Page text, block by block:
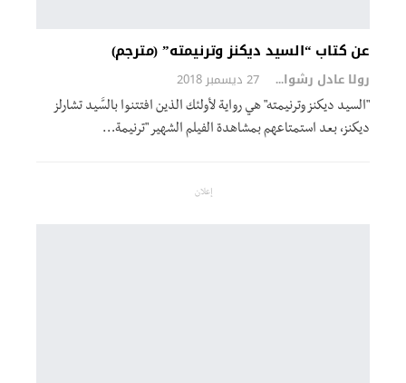
عن كتاب “السيد ديكنز وترنيمته” (مترجم)
رولا عادل رشوان 27 ديسمبر 2018
"السيد ديكنز وترنيمته" هي رواية لأولئك الذين افتتنوا بالسَّيد تشارلز
ديكنز، بعد استمتاعهم بمشاهدة الفيلم الشهير "ترنيمة…
إعلان